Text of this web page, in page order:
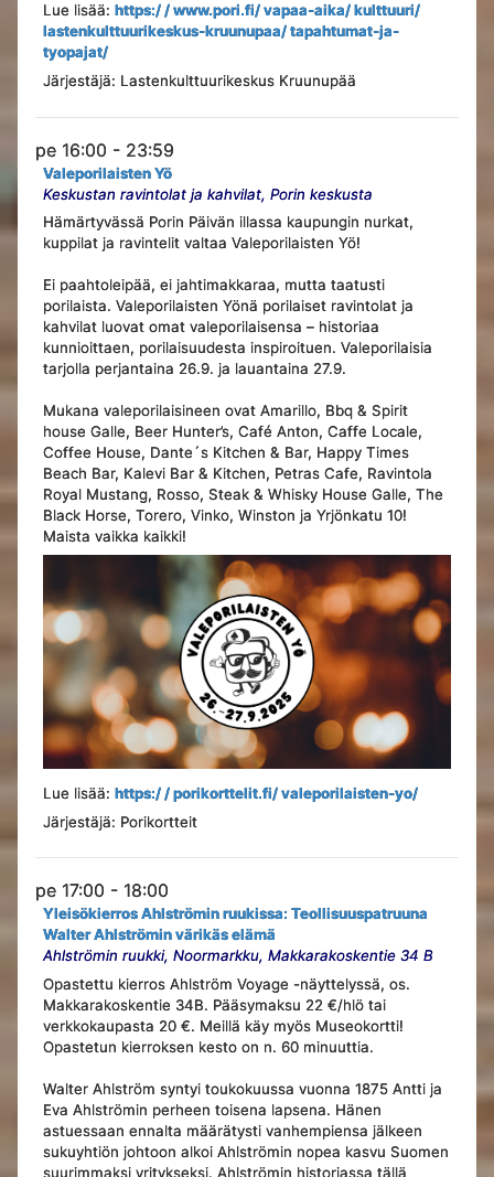
Lue lisää: https:/ / www.pori.fi/ vapaa-aika/ kulttuuri/
lastenkulttuurikeskus-kruunupaa/ tapahtumat-ja-
tyopajat/
Järjestäjä: Lastenkulttuurikeskus Kruunupää
pe 16:00 - 23:59
Valeporilaisten Yö
Keskustan ravintolat ja kahvilat, Porin keskusta
Hämärtyvässä Porin Päivän illassa kaupungin nurkat,
kuppilat ja ravintelit valtaa Valeporilaisten Yö!
Ei paahtoleipää, ei jahtimakkaraa, mutta taatusti
porilaista. Valeporilaisten Yönä porilaiset ravintolat ja
kahvilat luovat omat valeporilaisensa – historiaa
kunnioittaen, porilaisuudesta inspiroituen. Valeporilaisia
tarjolla perjantaina 26.9. ja lauantaina 27.9.
Mukana valeporilaisineen ovat Amarillo, Bbq & Spirit
house Galle, Beer Hunter’s, Café Anton, Caffe Locale,
Coffee House, Dante´s Kitchen & Bar, Happy Times
Beach Bar, Kalevi Bar & Kitchen, Petras Cafe, Ravintola
Royal Mustang, Rosso, Steak & Whisky House Galle, The
Black Horse, Torero, Vinko, Winston ja Yrjönkatu 10!
Maista vaikka kaikki!
Lue lisää: https:/ / porikorttelit.fi/ valeporilaisten-yo/
Järjestäjä: Porikortteit
pe 17:00 - 18:00
Yleisökierros Ahlströmin ruukissa: Teollisuuspatruuna
Walter Ahlströmin värikäs elämä
Ahlströmin ruukki, Noormarkku, Makkarakoskentie 34 B
Opastettu kierros Ahlström Voyage -näyttelyssä, os.
Makkarakoskentie 34B. Pääsymaksu 22 €/hlö tai
verkkokaupasta 20 €. Meillä käy myös Museokortti!
Opastetun kierroksen kesto on n. 60 minuuttia.
Walter Ahlström syntyi toukokuussa vuonna 1875 Antti ja
Eva Ahlströmin perheen toisena lapsena. Hänen
astuessaan ennalta määrätysti vanhempiensa jälkeen
sukuyhtiön johtoon alkoi Ahlströmin nopea kasvu Suomen
suurimmaksi yritykseksi. Ahlströmin historiassa tällä